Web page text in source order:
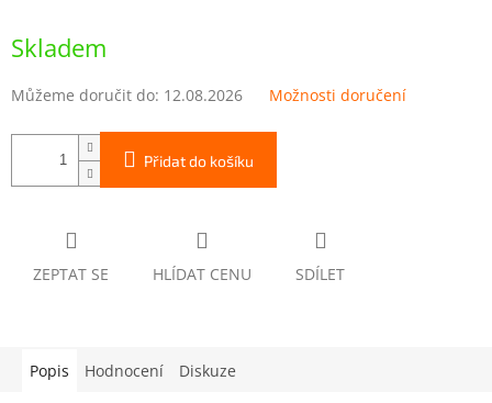
cena:
Skladem
Můžeme doručit do: 12.08.2026 Možnosti doručení
Přidat do košíku
ZEPTAT SE HLÍDAT CENU SDÍLET
Popis Hodnocení Diskuze